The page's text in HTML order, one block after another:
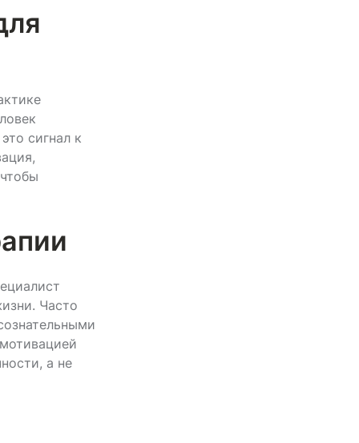
сигнал к
Часто
а не